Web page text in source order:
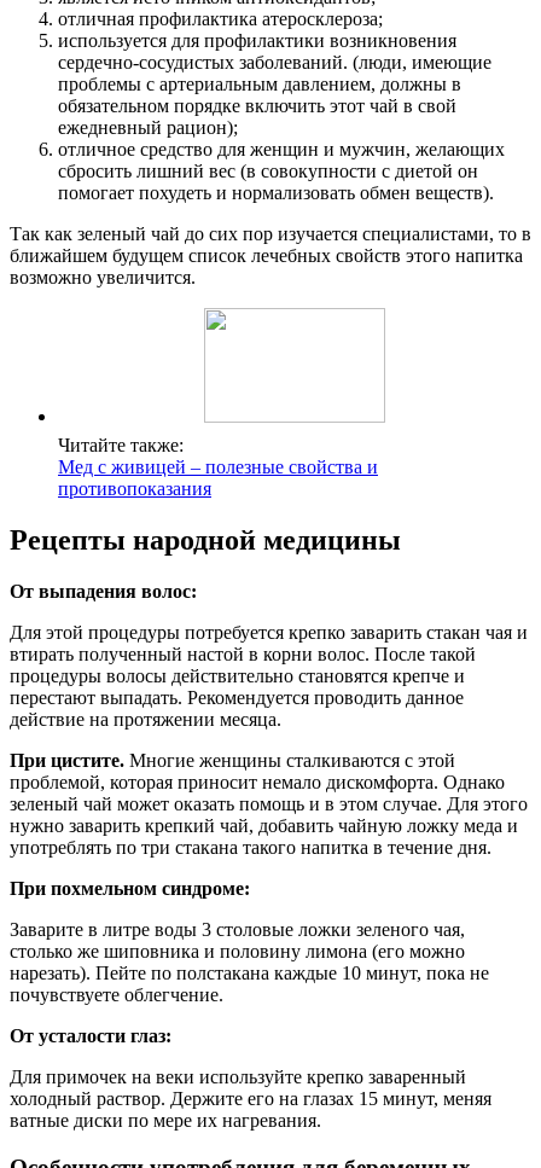
отличная профилактика атеросклероза;
используется для профилактики возникновения
сердечно-сосудистых заболеваний. (люди, имеющие
проблемы с артериальным давлением, должны в
обязательном порядке включить этот чай в свой
ежедневный рацион);
отличное средство для женщин и мужчин, желающих
сбросить лишний вес (в совокупности с диетой он
помогает похудеть и нормализовать обмен веществ).
Так как зеленый чай до сих пор изучается специалистами, то в
ближайшем будущем список лечебных свойств этого напитка
возможно увеличится.
Читайте также:
Мед с живицей – полезные свойства и
противопоказания
Рецепты народной медицины
От выпадения волос:
Для этой процедуры потребуется крепко заварить стакан чая и
втирать полученный настой в корни волос. После такой
процедуры волосы действительно становятся крепче и
перестают выпадать. Рекомендуется проводить данное
действие на протяжении месяца.
При цистите. Многие женщины сталкиваются с этой
проблемой, которая приносит немало дискомфорта. Однако
зеленый чай может оказать помощь и в этом случае. Для этого
нужно заварить крепкий чай, добавить чайную ложку меда и
употреблять по три стакана такого напитка в течение дня.
При похмельном синдроме:
Заварите в литре воды 3 столовые ложки зеленого чая,
столько же шиповника и половину лимона (его можно
нарезать). Пейте по полстакана каждые 10 минут, пока не
почувствуете облегчение.
От усталости глаз:
Для примочек на веки используйте крепко заваренный
холодный раствор. Держите его на глазах 15 минут, меняя
ватные диски по мере их нагревания.